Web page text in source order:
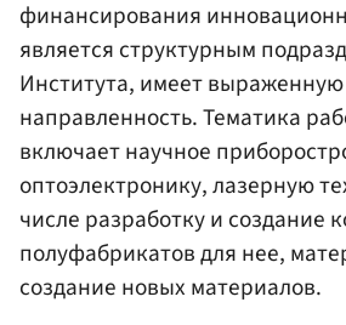
финансирования
является структурным
Института, имеет
направленность. Тематика
включает научное
оптоэлектронику, лазерную
числе разработку и создание
полуфабрикатов для нее,
создание новых материалов.